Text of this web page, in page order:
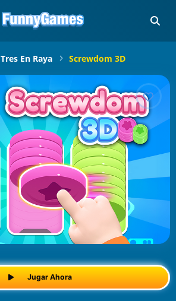
Tres En Raya Screwdom 3D
Jugar Ahora